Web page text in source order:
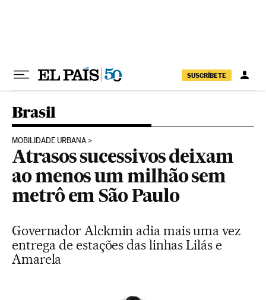
SUSCRÍBETE
Brasil
MOBILIDADE URBANA
Atrasos sucessivos deixam
ao menos um milhão sem
metrô em São Paulo
Governador Alckmin adia mais uma vez
entrega de estações das linhas Lilás e
Amarela